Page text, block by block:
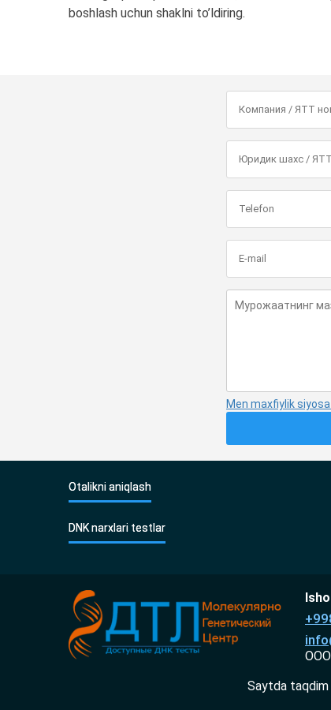
boshlash uchun shaklni to’ldiring.
Men maxfiylik
Otalikni aniqlash
DNK narxlari testlar
Saytda taqdim